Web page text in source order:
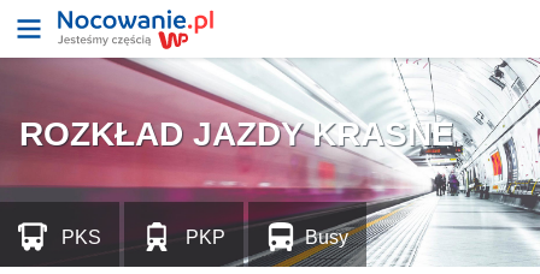
ROZKŁAD JAZDY KRASNE
PKS PKP Busy